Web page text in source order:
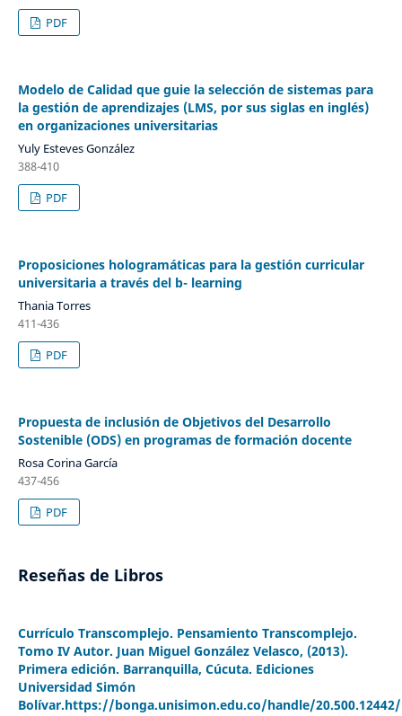
PDF
Modelo de Calidad que guie la selección de sistemas para
la gestión de aprendizajes (LMS, por sus siglas en inglés)
en organizaciones universitarias
Yuly Esteves González
388-410
PDF
Proposiciones hologramáticas para la gestión curricular
universitaria a través del b- learning
Thania Torres
411-436
PDF
Propuesta de inclusión de Objetivos del Desarrollo
Sostenible (ODS) en programas de formación docente
Rosa Corina García
437-456
PDF
Reseñas de Libros
Currículo Transcomplejo. Pensamiento Transcomplejo.
Tomo IV Autor. Juan Miguel González Velasco, (2013).
Primera edición. Barranquilla, Cúcuta. Ediciones
Universidad Simón
Bolívar.https://bonga.unisimon.edu.co/handle/20.500.12442/